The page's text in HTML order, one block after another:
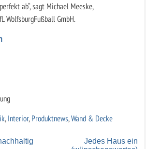
ab“, sagt Michael Meeske,
WolfsburgFußball GmbH.
,Interior,Produktnews,Wand & Decke
Jedes Haus ein